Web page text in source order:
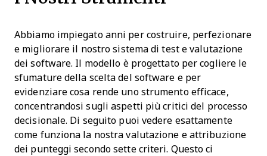
Abbiamo impiegato anni per costruire, perfezionare
e migliorare il nostro sistema di test e valutazione
dei software. Il modello è progettato per cogliere le
sfumature della scelta del software e per
evidenziare cosa rende uno strumento efficace,
concentrandosi sugli aspetti più critici del processo
decisionale. Di seguito puoi vedere esattamente
come funziona la nostra valutazione e attribuzione
dei punteggi secondo sette criteri. Questo ci